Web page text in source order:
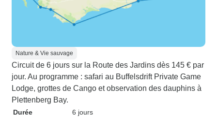
Nature & Vie sauvage
Circuit de 6 jours sur la Route des Jardins dès 145 € par
jour. Au programme : safari au Buffelsdrift Private Game
Lodge, grottes de Cango et observation des dauphins à
Plettenberg Bay.
Durée
6 jours